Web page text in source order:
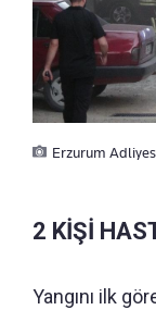
Erzurum
2 KİŞİ
Yangını ilk